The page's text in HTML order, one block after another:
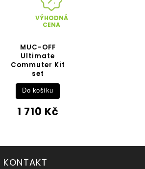
VÝHODNÁ
CENA
MUC-OFF
Ultimate
Commuter Kit
set
1 710 Kč
Do košíku
KONTAKT